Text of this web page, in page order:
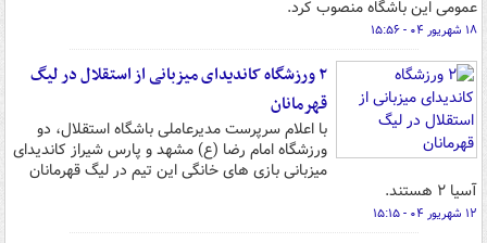
عمومی این باشگاه منصوب کرد.
۱۸ شهریور ۰۴ - ۱۵:۵۶
۲ ورزشگاه کاندیدای میزبانی از استقلال در لیگ
قهرمانان
با اعلام سرپرست مدیرعاملی باشگاه استقلال، دو
ورزشگاه امام رضا (ع) مشهد و پارس شیراز کاندیدای
میزبانی بازی های خانگی این تیم در لیگ قهرمانان
آسیا ۲ هستند.
۱۲ شهریور ۰۴ - ۱۵:۱۵